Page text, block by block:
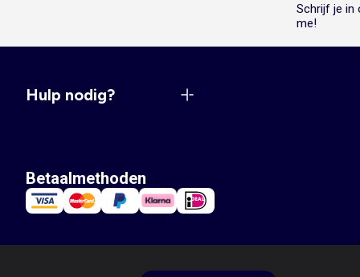
Schrijf je in
me!
Hulp nodig?
Betaalmethoden